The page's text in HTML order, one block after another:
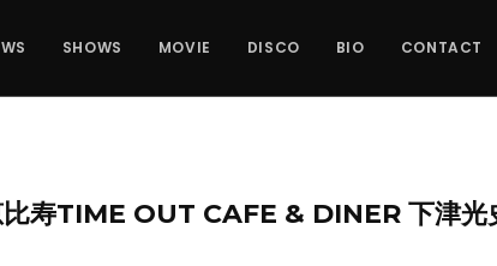
SHOWS MOVIE DISCO BIO CONTACT
寿TIME OUT CAFE & DINER 下津光